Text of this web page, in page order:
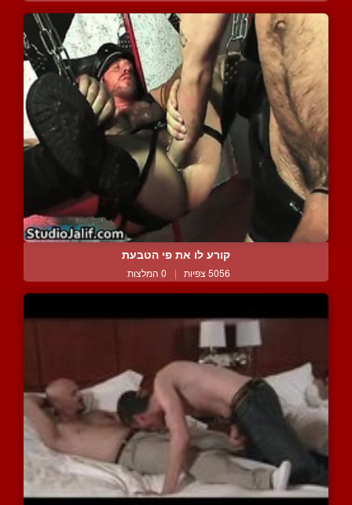
קורע לו את פי הטבעת
5056 צפיות | 0 המלצות